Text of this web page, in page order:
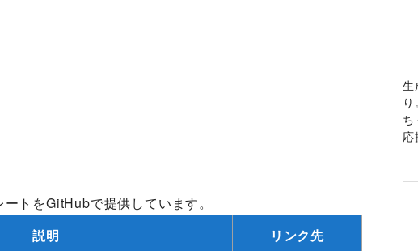
トをGitHubで提供しています。
説明 リンク先
生
ち
応